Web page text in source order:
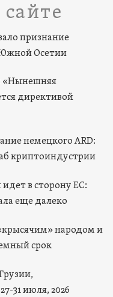
признание
Осетии
«Нынешняя
директивой
немецкого ARD:
криптоиндустрии
в сторону ЕС:
еще далеко
народом и
срок
31 июля, 2026